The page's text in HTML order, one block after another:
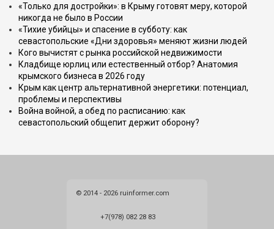
«Только для достройки»: в Крыму готовят меру, которой
никогда не было в России
«Тихие убийцы» и спасение в субботу: как
севастопольские «Дни здоровья» меняют жизни людей
Кого вычистят с рынка российской недвижимости
Кладбище юрлиц или естественный отбор? Анатомия
крымского бизнеса в 2026 году
Крым как центр альтернативной энергетики: потенциал,
проблемы и перспективы
Война войной, а обед по расписанию: как
севастопольский общепит держит оборону?
© 2014 - 2026 ruinformer.com
+7(978) 082 28 83